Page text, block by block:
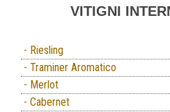
VITIGNI
- Riesling
- Traminer Aromatico
- Merlot
- Cabernet